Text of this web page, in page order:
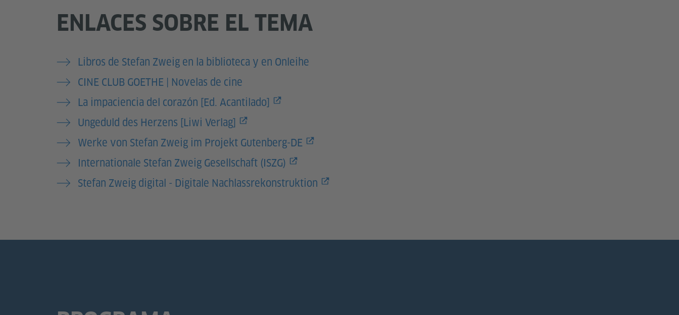
ENLACES SOBRE EL TEMA
Libros de Stefan Zweig en la biblioteca y en Onleihe
CINE CLUB GOETHE | Novelas de cine
La impaciencia del corazón [Ed. Acantilado]
Ungeduld des Herzens [Liwi Verlag]
Werke von Stefan Zweig im Projekt Gutenberg-DE
Internationale Stefan Zweig Gesellschaft (ISZG)
Stefan Zweig digital - Digitale Nachlassrekonstruktion